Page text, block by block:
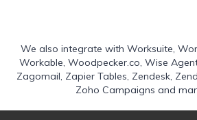
We also integrate with Worksuite,
Workable, Woodpecker.co, Wise
Zagomail, Zapier Tables, Zendesk,
Zoho Campaigns and